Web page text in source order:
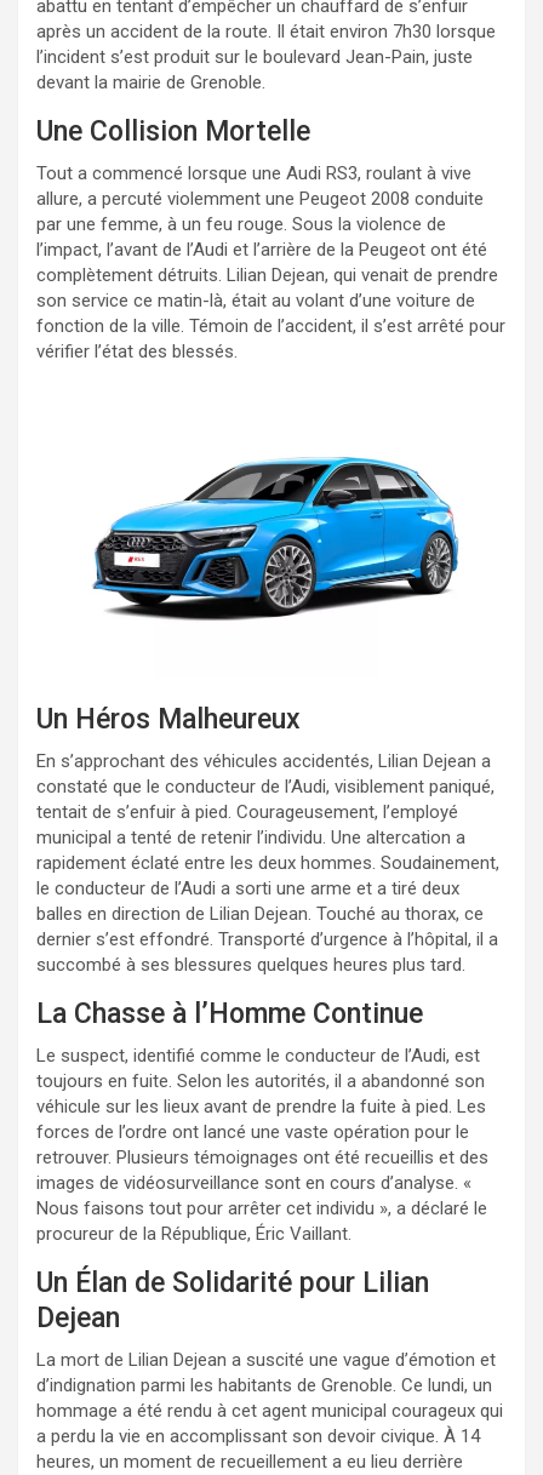
abattu en tentant d’empêcher un chauffard de s’enfuir
après un accident de la route. Il était environ 7h30 lorsque
l’incident s’est produit sur le boulevard Jean-Pain, juste
devant la mairie de Grenoble.
Une Collision Mortelle
Tout a commencé lorsque une Audi RS3, roulant à vive
allure, a percuté violemment une Peugeot 2008 conduite
par une femme, à un feu rouge. Sous la violence de
l’impact, l’avant de l’Audi et l’arrière de la Peugeot ont été
complètement détruits. Lilian Dejean, qui venait de prendre
son service ce matin-là, était au volant d’une voiture de
fonction de la ville. Témoin de l’accident, il s’est arrêté pour
vérifier l’état des blessés.
Un Héros Malheureux
En s’approchant des véhicules accidentés, Lilian Dejean a
constaté que le conducteur de l’Audi, visiblement paniqué,
tentait de s’enfuir à pied. Courageusement, l’employé
municipal a tenté de retenir l’individu. Une altercation a
rapidement éclaté entre les deux hommes. Soudainement,
le conducteur de l’Audi a sorti une arme et a tiré deux
balles en direction de Lilian Dejean. Touché au thorax, ce
dernier s’est effondré. Transporté d’urgence à l’hôpital, il a
succombé à ses blessures quelques heures plus tard.
La Chasse à l’Homme Continue
Le suspect, identifié comme le conducteur de l’Audi, est
toujours en fuite. Selon les autorités, il a abandonné son
véhicule sur les lieux avant de prendre la fuite à pied. Les
forces de l’ordre ont lancé une vaste opération pour le
retrouver. Plusieurs témoignages ont été recueillis et des
images de vidéosurveillance sont en cours d’analyse. «
Nous faisons tout pour arrêter cet individu », a déclaré le
procureur de la République, Éric Vaillant.
Un Élan de Solidarité pour Lilian
Dejean
La mort de Lilian Dejean a suscité une vague d’émotion et
d’indignation parmi les habitants de Grenoble. Ce lundi, un
hommage a été rendu à cet agent municipal courageux qui
a perdu la vie en accomplissant son devoir civique. À 14
heures, un moment de recueillement a eu lieu derrière